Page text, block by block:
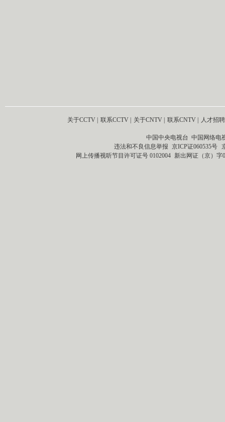
关于CCTV 联系CCTV 关于CNTV 联系CNTV 人才招聘
中国中央电视台 中国网络电
违法和不良信息举报 京ICP证060535号
网上传播视听节目许可证号 0102004 新出网证（京）